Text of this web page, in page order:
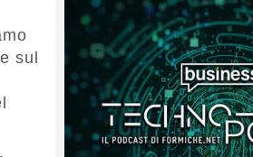
sul